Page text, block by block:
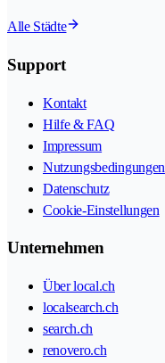
Alle Städte
Support
Kontakt
Hilfe & FAQ
Impressum
Nutzungsbedingungen
Datenschutz
Cookie-Einstellungen
Unternehmen
Über local.ch
localsearch.ch
search.ch
renovero.ch